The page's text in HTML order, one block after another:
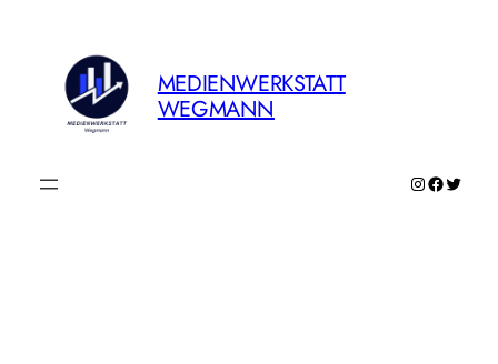
MEDIENWERKSTATT
WEGMANN
Instagram